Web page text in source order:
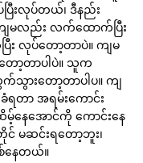
ပြီးလုပ်တယ်၊ ဒီနည်း
မလည်း လက်ထောက်ပြီး
လုပ်တော့တာပဲ။ ကျမ
ော့တာပါပဲ။ သူက
ားတော့တာပါပ။ ကျ
ာ အရမ်းကောင်း
ေအောင်ကို ကောင်းနေ
မဆင်းရတော့ဘူး၊
နေတယ်။